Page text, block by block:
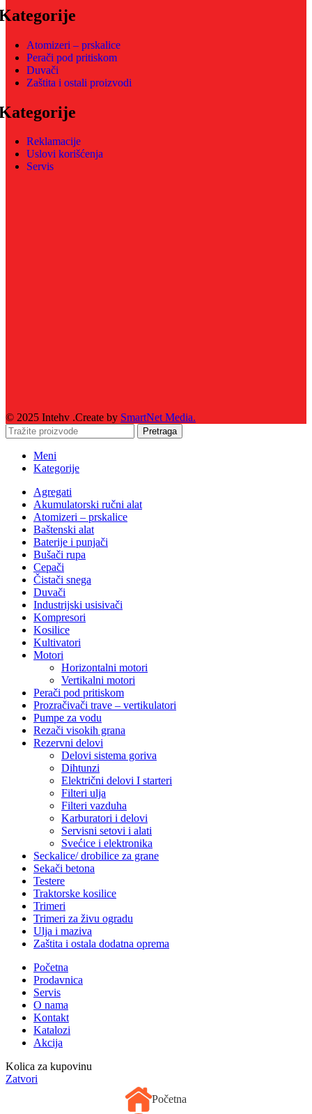
Atomizeri – prskalice
Perači pod pritiskom
Duvači
Zaštita i ostali proizvodi
Reklamacije
Uslovi korišćenja
Servis
© 2025 Intehv .Create by SmartNet Media.
Pretraga
Meni
Kategorije
Agregati
Akumulatorski ručni alat
Atomizeri – prskalice
Baštenski alat
Baterije i punjači
Bušači rupa
Cepači
Čistači snega
Duvači
Industrijski usisivači
Kompresori
Kosilice
Kultivatori
Motori
Horizontalni motori
Vertikalni motori
Perači pod pritiskom
Prozračivači trave – vertikulatori
Pumpe za vodu
Rezači visokih grana
Rezervni delovi
Delovi sistema goriva
Dihtunzi
Električni delovi I starteri
Filteri ulja
Filteri vazduha
Karburatori i delovi
Servisni setovi i alati
Svećice i elektronika
Seckalice/ drobilice za grane
Sekači betona
Testere
Traktorske kosilice
Trimeri
Trimeri za živu ogradu
Ulja i maziva
Zaštita i ostala dodatna oprema
Početna
Prodavnica
Servis
O nama
Kontakt
Katalozi
Akcija
Kolica za kupovinu
Zatvori
Početna